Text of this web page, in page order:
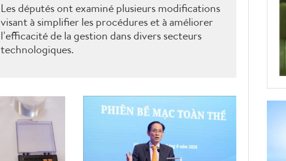
Les députés ont examiné plusieurs modifications
visant à simplifier les procédures et à améliorer
l’efficacité de la gestion dans divers secteurs
technologiques.